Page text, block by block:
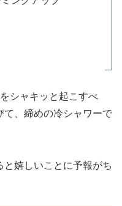
シャキッと起こすべ
て、締めの冷シャワーで
嬉しいことに予報がち